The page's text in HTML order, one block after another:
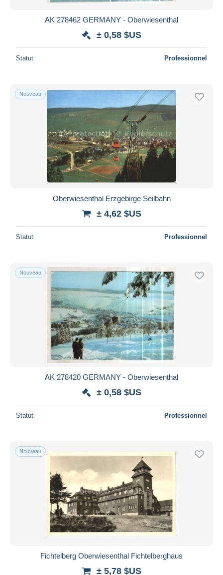
AK 278462 GERMANY - Oberwiesenthal
± 0,58 $US
Statut Professionnel
Nouveau
Oberwiesenthal Erzgebirge Seilbahn
± 4,62 $US
Statut Professionnel
Nouveau
AK 278420 GERMANY - Oberwiesenthal
± 0,58 $US
Statut Professionnel
Nouveau
Fichtelberg Oberwiesenthal Fichtelberghaus
± 5,78 $US